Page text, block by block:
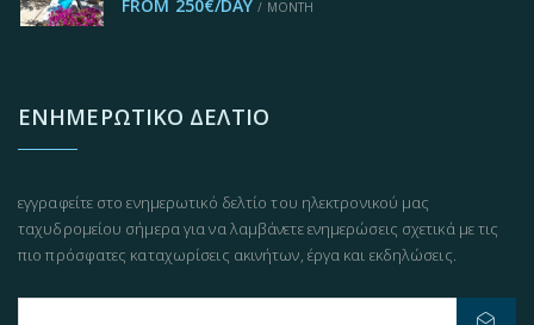
FROM 250€/DAY/ MONTH
ΕΝΗΜΕΡΩΤΙΚΌ ΔΕΛΤΊΟ
εγγραφείτε στο ενημερωτικό δελτίο του ηλεκτρονικού μας
ταχυδρομείου σήμερα για να λαμβάνετε ενημερώσεις σχετικά με τις
πιο πρόσφατες καταχωρίσεις ακινήτων, έργα και εκδηλώσεις.